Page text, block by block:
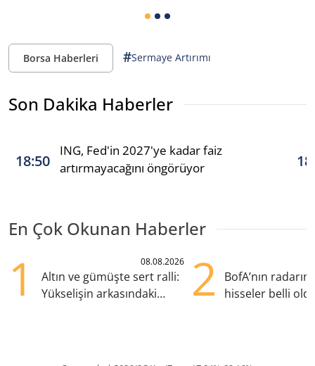
Borsa Haberleri #Sermaye Artırımı
Son Dakika Haberler
18:50
ING, Fed'in 2027'ye kadar faiz
artırmayacağını öngörüyor
En Çok Okunan Haberler
1 08.08.2026
Altın ve gümüşte sert ralli:
Yükselişin arkasındaki
2
BofA’nın
hisseler belli